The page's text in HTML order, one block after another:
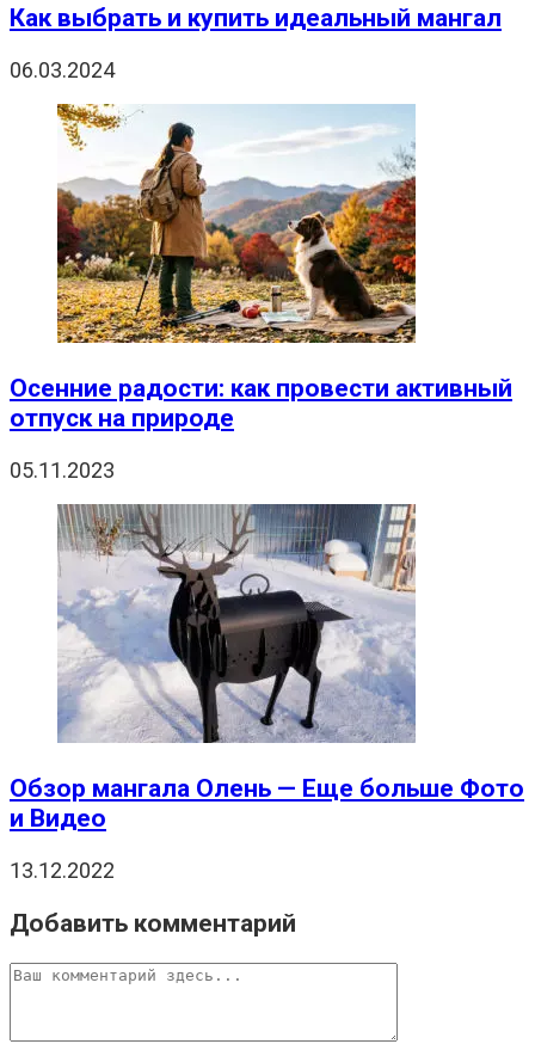
Как выбрать и купить идеальный мангал
06.03.2024
Осенние радости: как провести активный
отпуск на природе
05.11.2023
Обзор мангала Олень — Еще больше Фото
и Видео
13.12.2022
Добавить комментарий
Комментарий